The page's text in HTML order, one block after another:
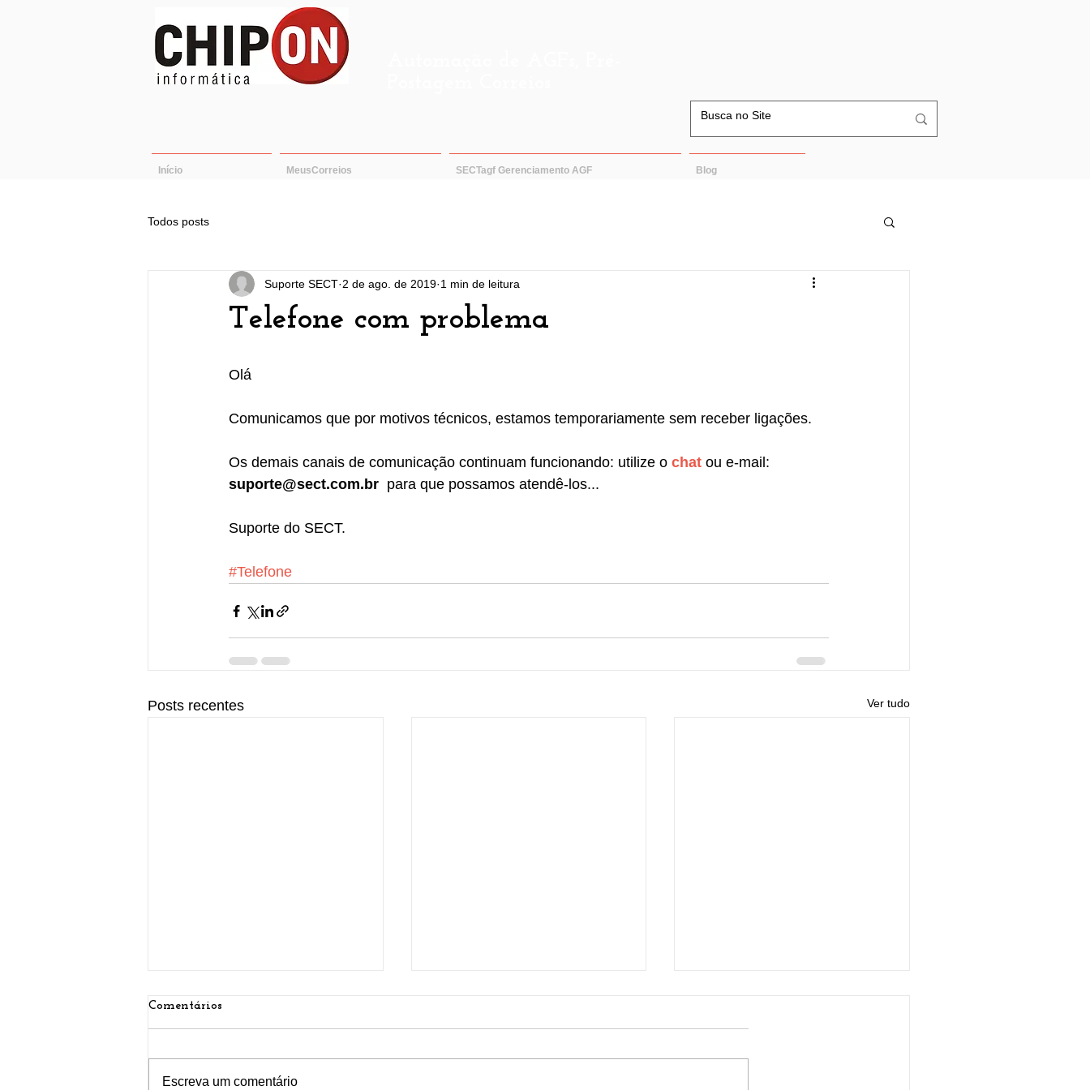
Início MeusCorreios SECTagf Gerenciamento AGF Blog
Todos posts
Telefone com problema
Suporte SECT 2 de ago. de 2019 1 min de leitura
Olá
Comunicamos que por motivos técnicos, estamos temporariamente sem receber ligações.
Os demais canais de comunicação continuam funcionando: utilize o chat ou e-mail:
suporte@sect.com.br
  para que possamos atendê-los...
Suporte do SECT.
#Telefone
Posts recentes Ver tudo
Comentários
Escreva um comentário